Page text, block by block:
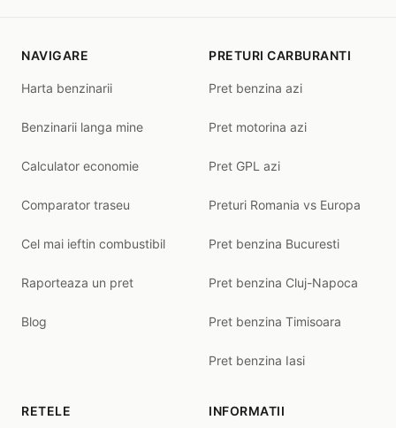
NAVIGARE
Harta benzinarii
Benzinarii langa mine
Calculator economie
Comparator traseu
Cel mai ieftin combustibil
Raporteaza un pret
Blog
PRETURI CARBURANTI
Pret benzina azi
Pret motorina azi
Pret GPL azi
Preturi Romania vs Europa
Pret benzina Bucuresti
Pret benzina Cluj-Napoca
Pret benzina Timisoara
Pret benzina Iasi
RETELE INFORMATII